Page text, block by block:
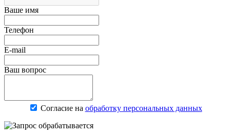
Ваше имя
Телефон
E-mail
Ваш вопрос
Согласие на обработку персональных данных